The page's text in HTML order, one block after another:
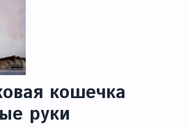
кошечка
руки